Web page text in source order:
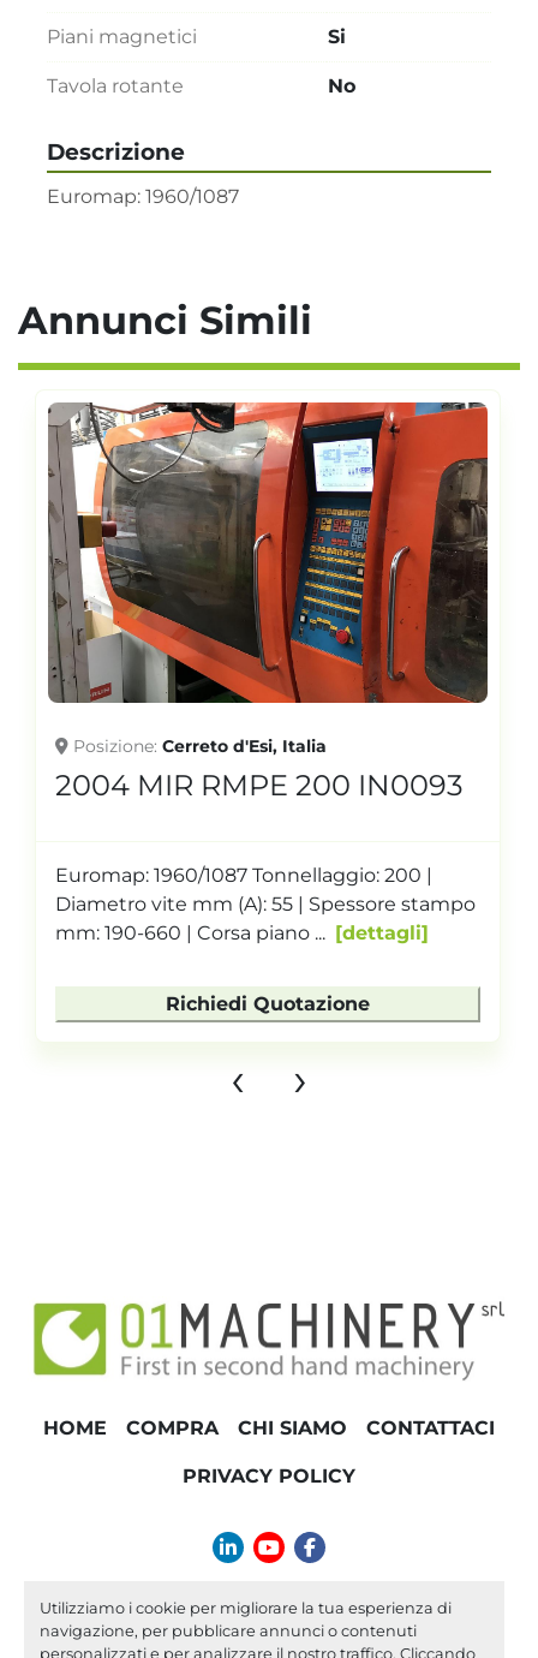
Utilizziamo i cookie per migliorare la tua esperienza di
navigazione, per pubblicare annunci o contenuti
personalizzati e per analizzare il nostro traffico. Cliccando
Descrizione
Euromap: 1960/1087
Piani magnetici Si
Tavola rotante No
Annunci Simili
Posizione Cerreto d'Esi, Italia
2004 MIR RMPE 200 IN0093
Euromap: 1960/1087 Tonnellaggio: 200 |
Diametro vite mm (A): 55 | Spessore stampo
mm: 190-660 | Corsa piano ...
dettagli
Richiedi Quotazione
‹ ›
HOME COMPRA CHI SIAMO CONTATTACI
PRIVACY POLICY
linkedinyoutubefacebook
info@01machinery.com
Machinio Systemsito web diMachinio